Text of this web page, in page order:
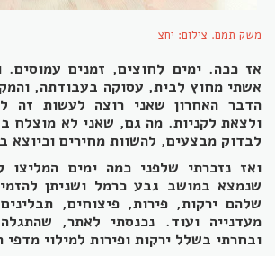
משק תמם. צילום: יחצ
אז ככה. ימים לחוצים, זמנים עמוסים.
אשתי מחוץ לבית, עסוקה בעבודתה,
הדבר האחרון שאני רוצה לעשות זה
ולצאת לקניות. מה גם, שאני לא מוצלח
לבדוק מבצעים, להשוות מחירים וכיוצא
ואז נזכרתי שלפני כמה ימים
שנמצא במושב גבע כרמל ושניתן
שלהם ירקות, פירות, פיצוחים,
מעדנייה ועוד. נכנסתי לאתר,
ובחרתי בשלל ירקות ופירות למילוי מדפי